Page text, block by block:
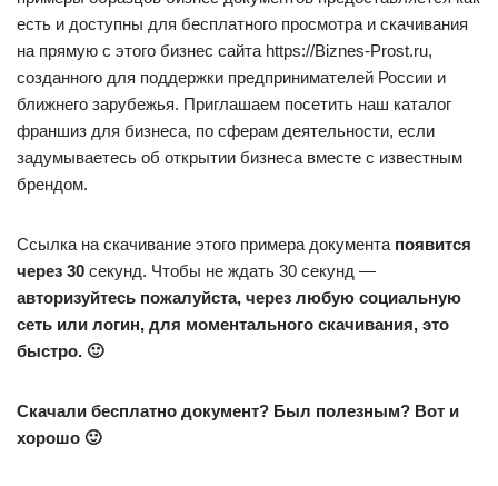
есть и доступны для бесплатного просмотра и скачивания
на прямую с этого бизнес сайта https://Biznes-Prost.ru,
созданного для поддержки предпринимателей России и
ближнего зарубежья. Приглашаем посетить наш каталог
франшиз для бизнеса, по сферам деятельности, если
задумываетесь об открытии бизнеса вместе с известным
брендом.
Ссылка на скачивание этого примера документа появится
через 30 секунд. Чтобы не ждать 30 секунд —
авторизуйтесь пожалуйста, через любую социальную
сеть или логин, для моментального скачивания, это
быстро. 🙂
Скачали бесплатно документ? Был полезным? Вот и
хорошо 🙂